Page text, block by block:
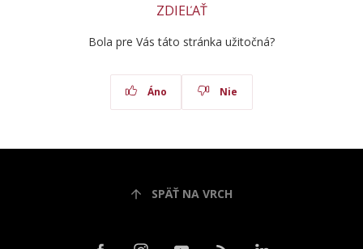
ZDIEĽAŤ
Bola pre Vás táto stránka užitočná?
Áno Nie
SPÄŤ NA VRCH